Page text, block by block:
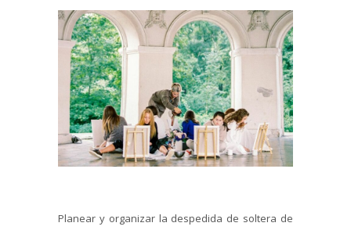
Planear y organizar la despedida de soltera de